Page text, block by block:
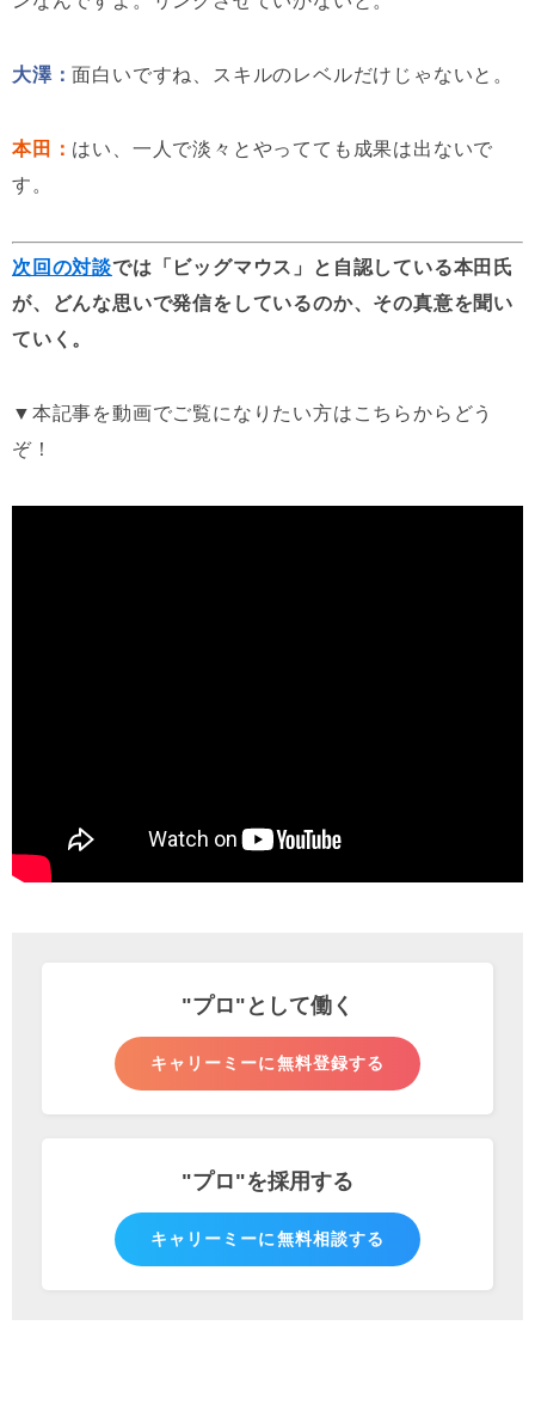
大澤：面白いですね、スキルのレベルだけじゃないと。
本田： はい、一人で淡々とやってても成果は出ないで
す。
次回の対談では「ビッグマウス」と自認している本田氏
が、どんな思いで発信をしているのか、その真意を聞い
ていく。
▼本記事を動画でご覧になりたい方はこちらからどう
ぞ！
"プロ"として働く
キャリーミーに無料登録する
"プロ"を採用する
キャリーミーに無料相談する